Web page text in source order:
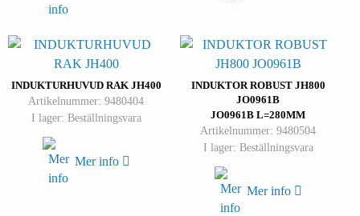
INDUKTURHUVUD RAK JH400
Artikelnummer: 9480404
I lager: Beställningsvara
Mer info
INDUKTOR ROBUST JH800
JO0961B
JO0961B L=280MM
Artikelnummer: 9480504
I lager: Beställningsvara
Mer info